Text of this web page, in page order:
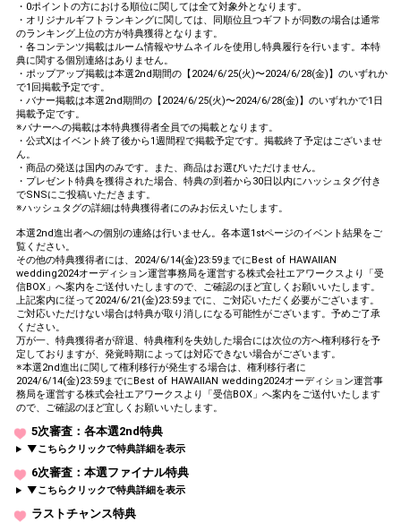
・0ポイントの方における順位に関しては全て対象外となります。
・オリジナルギフトランキングに関しては、同順位且つギフトが同数の場合は通常
のランキング上位の方が特典獲得となります。
・各コンテンツ掲載はルーム情報やサムネイルを使用し特典履行を行います。本特
典に関する個別連絡はありません。
・ポップアップ掲載は本選2nd期間の【2024/6/25(火)〜2024/6/28(金)】のいずれか
で1回掲載予定です。
・バナー掲載は本選2nd期間の【2024/6/25(火)〜2024/6/28(金)】のいずれかで1日
掲載予定です。
※バナーへの掲載は本特典獲得者全員での掲載となります。
・公式Xはイベント終了後から1週間程で掲載予定です。掲載終了予定はございませ
ん。
・商品の発送は国内のみです。また、商品はお選びいただけません。
・プレゼント特典を獲得された場合、特典の到着から30日以内にハッシュタグ付き
でSNSにご投稿いただきます。
※ハッシュタグの詳細は特典獲得者にのみお伝えいたします。
本選2nd進出者への個別の連絡は行いません。各本選1stページのイベント結果をご
覧ください。
その他の特典獲得者には、2024/6/14(金)23:59までにBest of HAWAIIAN
wedding2024オーディション運営事務局を運営する株式会社エアワークスより「受
信BOX」へ案内をご送付いたしますので、ご確認のほど宜しくお願いいたします。
上記案内に従って2024/6/21(金)23:59までに、ご対応いただく必要がございます。
ご対応いただけない場合は特典が取り消しになる可能性がございます。予めご了承
ください。
万が一、特典獲得者が辞退、特典権利を失効した場合には次位の方へ権利移行を予
定しておりますが、発覚時期によっては対応できない場合がございます。
※本選2nd進出に関して権利移行が発生する場合は、権利移行者に
2024/6/14(金)23:59までにBest of HAWAIIAN wedding2024オーディション運営事
務局を運営する株式会社エアワークスより「受信BOX」へ案内をご送付いたします
ので、ご確認のほど宜しくお願いいたします。
5次審査：各本選2nd特典
▼こちらクリックで特典詳細を表示
6次審査：本選ファイナル特典
▼こちらクリックで特典詳細を表示
ラストチャンス特典